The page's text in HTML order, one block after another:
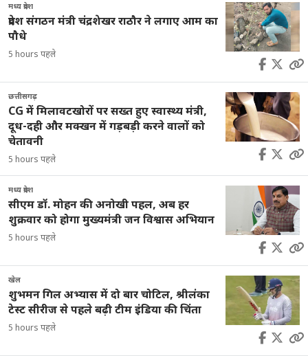
मध्य प्रदेश
प्रदेश संगठन मंत्री चंद्रशेखर राठौर ने लगाए आम का
पौधे
5 hours पहले
छत्तीसगढ़
CG में मिलावटखोरों पर सख्त हुए स्वास्थ्य मंत्री,
दूध-दही और मक्खन में गड़बड़ी करने वालों को
चेतावनी
5 hours पहले
मध्य प्रदेश
सीएम डॉ. मोहन की अनोखी पहल, अब हर
शुक्रवार को होगा मुख्यमंत्री जन विश्वास अभियान
5 hours पहले
खेल
शुभमन गिल अभ्यास में दो बार चोटिल, श्रीलंका
टेस्ट सीरीज से पहले बढ़ी टीम इंडिया की चिंता
5 hours पहले